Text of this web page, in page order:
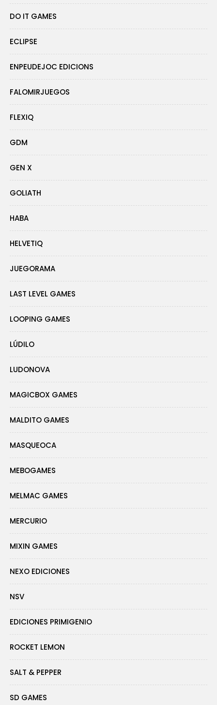
DO IT GAMES
ECLIPSE
ENPEUDEJOC EDICIONS
FALOMIRJUEGOS
FLEXIQ
GDM
GEN X
GOLIATH
HABA
HELVETIQ
JUEGORAMA
LAST LEVEL GAMES
LOOPING GAMES
LÚDILO
LUDONOVA
MAGICBOX GAMES
MALDITO GAMES
MASQUEOCA
MEBOGAMES
MELMAC GAMES
MERCURIO
MIXIN GAMES
NEXO EDICIONES
NSV
EDICIONES PRIMIGENIO
ROCKET LEMON
SALT & PEPPER
SD GAMES